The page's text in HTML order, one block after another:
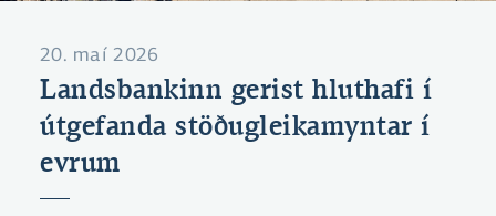
20. maí 2026
Landsbankinn gerist hluthafi í
útgefanda stöðugleikamyntar í
evrum